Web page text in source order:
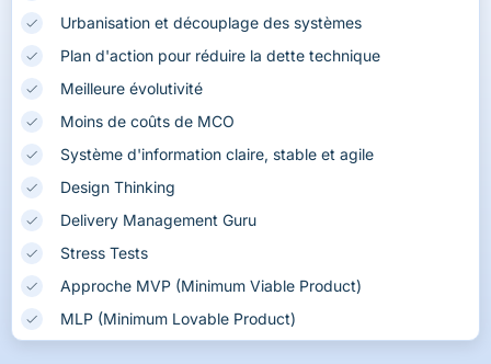
Urbanisation et découplage des systèmes
Plan d'action pour réduire la dette technique
Meilleure évolutivité
Moins de coûts de MCO
Système d'information claire, stable et agile
Design Thinking
Delivery Management Guru
Stress Tests
Approche MVP (Minimum Viable Product)
MLP (Minimum Lovable Product)